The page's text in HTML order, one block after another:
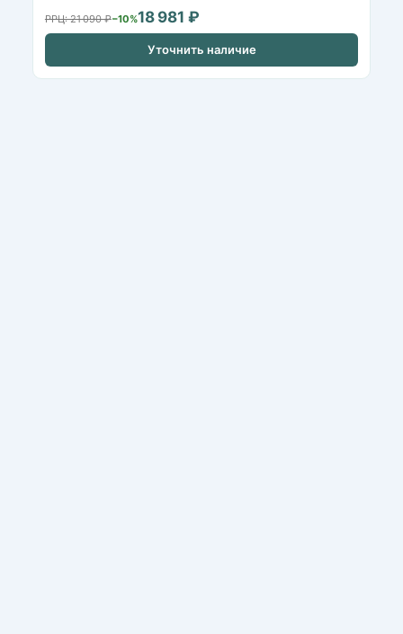
РРЦ: 21 090 ₽−10%18 981 ₽
Уточнить наличие